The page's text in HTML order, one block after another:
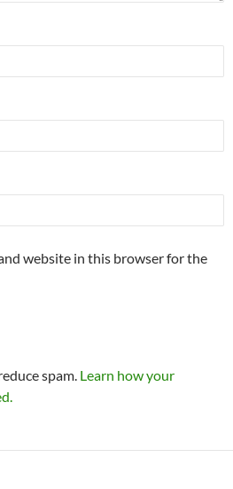
website in this browser for the
spam. Learn how your